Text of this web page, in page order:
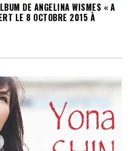
DE ANGELINA WISMES « A
LE 8 OCTOBRE 2015 À